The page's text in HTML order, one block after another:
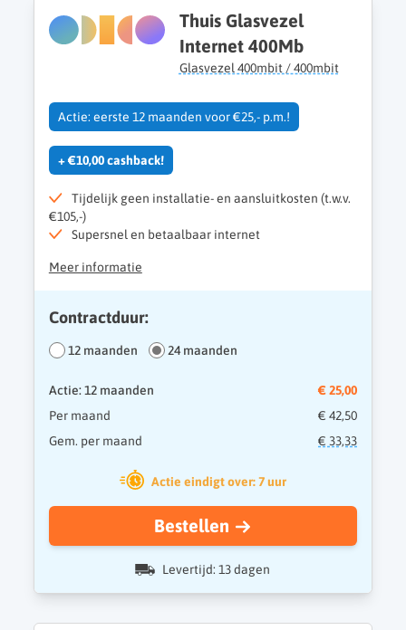
Thuis Glasvezel
Internet 400Mb
Glasvezel 400mbit / 400mbit
Actie: eerste 12 maanden voor €25,- p.m.!
+ €10,00 cashback!
Tijdelijk geen installatie- en aansluitkosten (t.w.v.
€105,-)
Supersnel en betaalbaar internet
Meer informatie
Contractduur:
12 maanden 24 maanden
Actie: 12 maanden
€ 25,00
Per maand
€ 42,50
Gem. per maand
€ 33,33
Actie eindigt over: 7 uur
Bestellen
Levertijd: 13 dagen